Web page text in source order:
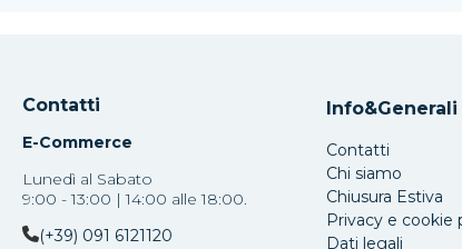
Contatti
E-Commerce
Lunedì al Sabato
9:00 - 13:00 | 14:00 alle 18:00.
(+39) 091 6121120
Info&Generali
Contatti
Chi siamo
Chiusura Estiva
Privacy e cookie
Dati legali